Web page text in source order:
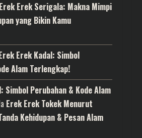
Erek Erek Serigala: Makna Mimpi
yang Bikin Kamu
Erek Kadal: Simbol
Alam Terlengkap!
Simbol Perubahan & Kode Alam
Erek Erek Tokek Menurut
Kehidupan & Pesan Alam